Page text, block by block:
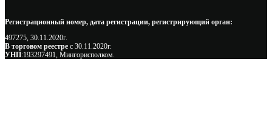
Регистрационный номер, дата регистрации, регистрирующий орган:
497275, 30.11.2020г.
В торговом реестре с 30.11.2020г.
УНП:193297491, Мингорисполком.